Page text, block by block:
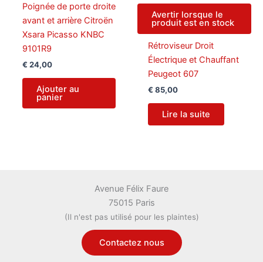
Poignée de porte droite
avant et arrière Citroën
Xsara Picasso KNBC
9101R9
€ 24,00
Ajouter au
panier
Avertir lorsque le
produit est en stock
Rétroviseur Droit
Électrique et Chauffant
Peugeot 607
€ 85,00
Lire la suite
Avenue Félix Faure
75015 Paris
(Il n'est pas utilisé pour les plaintes)
Contactez nous